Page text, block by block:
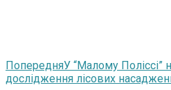
ПопередняУ “Малому Поліссі”
дослідження лісових